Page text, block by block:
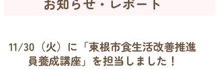
11/30（火）に「東根市食生活改善推進
員養成講座」を担当しました！